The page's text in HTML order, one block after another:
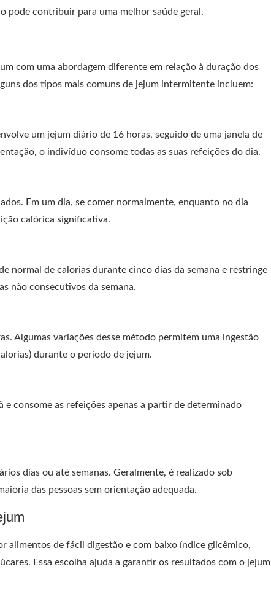
pode contribuir para uma melhor saúde geral.
com uma abordagem diferente em relação à duração dos
dos tipos mais comuns de jejum intermitente incluem:
um jejum diário de 16 horas, seguido de uma janela de
o indivíduo consome todas as suas refeições do dia.
Em um dia, se comer normalmente, enquanto no dia
calórica significativa.
normal de calorias durante cinco dias da semana e restringe
não consecutivos da semana.
Algumas variações desse método permitem uma ingestão
durante o período de jejum.
e consome as refeições apenas a partir de determinado
dias ou até semanas. Geralmente, é realizado sob
das pessoas sem orientação adequada.
alimentos de fácil digestão e com baixo índice glicêmico,
Essa escolha ajuda a garantir os resultados com o jejum